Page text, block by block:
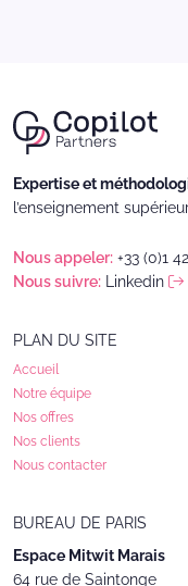
Expertise et
l’enseignement
Nous appeler: +33 (0)1
Nous suivre:
Linkedin
BUREAU DE PARIS ­
Espace Mitwit Marais
64 rue de Saintonge
PLAN DU SITE
Accueil
Notre équipe
Nos offres
Nos clients
Nous contacter